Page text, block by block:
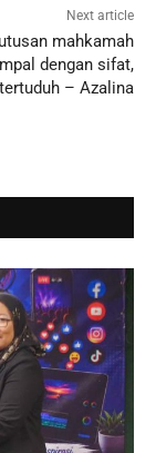
Next article
mahkamah
dengan sifat,
– Azalina